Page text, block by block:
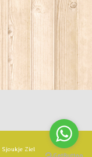
Sjoukje Ziel